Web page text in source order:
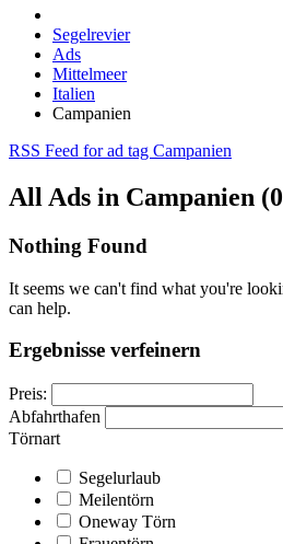
Segelrevier
Ads
Mittelmeer
Italien
Campanien
RSS Feed for ad tag Campanien
All Ads in Campanien
Nothing Found
It seems we can't find what you're
can help.
Ergebnisse verfeinern
Preis:
Abfahrthafen
Törnart
Segelurlaub
Meilentörn
Oneway Törn